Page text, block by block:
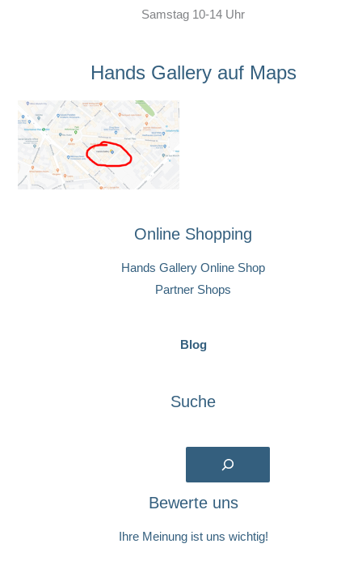
Samstag 10-14 Uhr
Hands Gallery auf Maps
Online Shopping
Hands Gallery Online Shop
Partner Shops
Blog
Suche
Bewerte uns
Ihre Meinung ist uns wichtig!